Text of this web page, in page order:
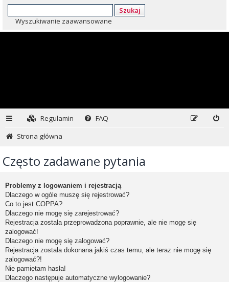
Szukaj
Wyszukiwanie zaawansowane
Regulamin
FAQ
Strona główna
Często zadawane pytania
Problemy z logowaniem i rejestracją
Dlaczego w ogóle muszę się rejestrować?
Co to jest COPPA?
Dlaczego nie mogę się zarejestrować?
Rejestracja została przeprowadzona poprawnie, ale nie mogę się
zalogować!
Dlaczego nie mogę się zalogować?
Rejestracja została dokonana jakiś czas temu, ale teraz nie mogę się
zalogować?!
Nie pamiętam hasła!
Dlaczego następuje automatyczne wylogowanie?